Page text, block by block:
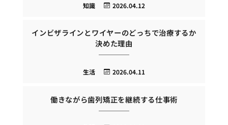
2026.04.12
知識
インビザラインとワイヤーのどっちで治療するか
決めた理由
2026.04.11
生活
働きながら歯列矯正を継続する仕事術